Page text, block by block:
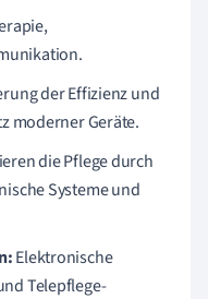
der Effizienz und
moderner Geräte.
die Pflege durch
Systeme und
Elektronische
Telepflege-